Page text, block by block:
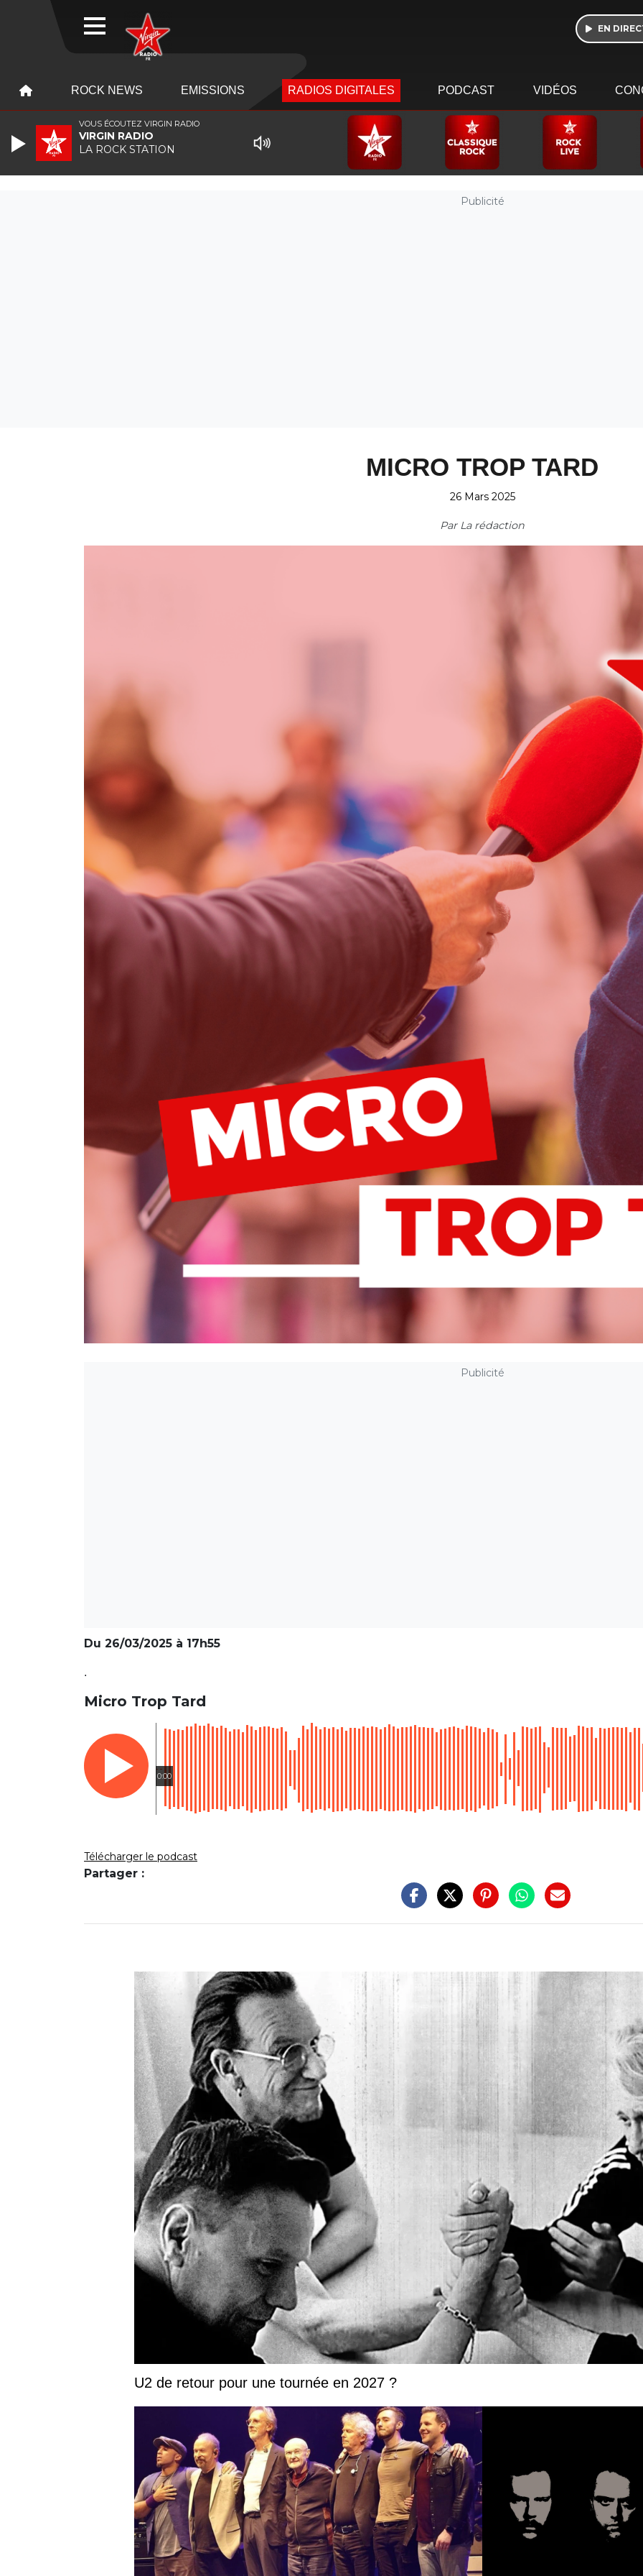
EN
ROCK NEWS EMISSIONS RADIOS DIGITALES PODCAST VIDÉOS
Publicité
MICRO TROP TARD
26 Mars 2025
Par La rédaction
Publicité
Du 26/03/2025 à 17h55
.
Micro Trop Tard
0:00
Télécharger le podcast
Partager :
U2 de retour pour une tournée en 2027 ?
VOUS ÉCOUTEZ VIRGIN RADIO
VIRGIN RADIO
LA ROCK STATION
WEBRADIO